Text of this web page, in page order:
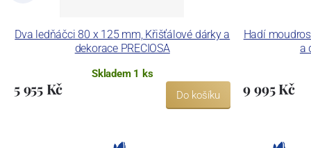
Dva ledňáčci 80 x 125 mm, Křišťálové dárky a
dekorace PRECIOSA
Skladem 1 ks
5 955 Kč Do košíku
Hadí
a
9 995 Kč